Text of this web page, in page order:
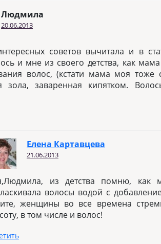
Людмила
20.06.2013
советов вычитала и в
и мне из своего детства, как
волос, (кстати мама моя
зола, заваренная кипятком.
Елена Картавцева
21.06.2013
из детства помню, как
волосы водой с
женщины во все времена
в том числе и волос!